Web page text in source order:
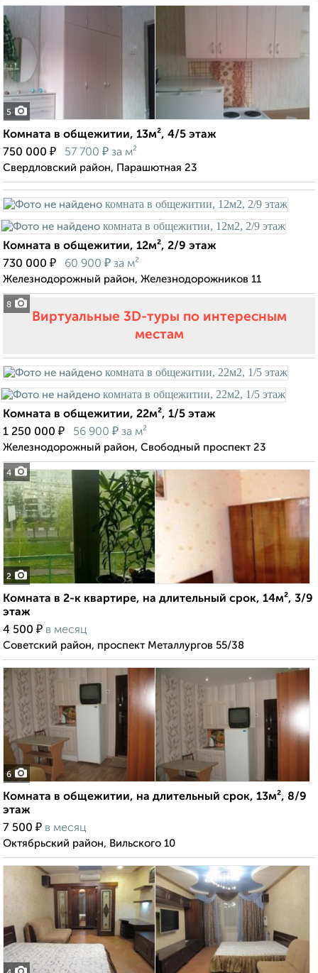
5
Комната в общежитии, 13м², 4/5 этаж
750 000 ₽ 57 700 ₽ за м²
Свердловский район, Парашютная 23
8
Комната в общежитии, 12м², 2/9 этаж
730 000 ₽ 60 900 ₽ за м²
Железнодорожный район, Железнодорожников 11
Виртуальные 3D-туры по интересным
местам
4
Комната в общежитии, 22м², 1/5 этаж
1 250 000 ₽ 56 900 ₽ за м²
Железнодорожный район, Свободный проспект 23
2
Комната в 2-к квартире, на длительный срок, 14м², 3/9
этаж
4 500 ₽ в месяц
Советский район, проспект Металлургов 55/38
6
Комната в общежитии, на длительный срок, 13м², 8/9
этаж
7 500 ₽ в месяц
Октябрьский район, Вильского 10